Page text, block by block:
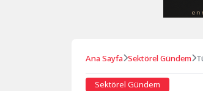
Ana Sayfa Sektörel Gündem
Sektörel Gündem